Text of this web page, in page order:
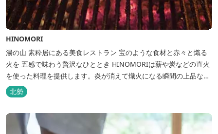
HINOMORI
湯の山 素粋居にある美食レストラン 宝のような食材と赤々と熾る
火を 五感で味わう贅沢なひととき HINOMORIは薪や炭などの直火
を使った料理を提供します。炎が消えて熾火になる瞬間の上品な香
りを海産物にまとわせたり、熟成させた上質な牛肉を塊でじっくり
とローストしたり。炎が生み出す味わいの繊細さと豪快さをコース
島竜司。探...
北勢